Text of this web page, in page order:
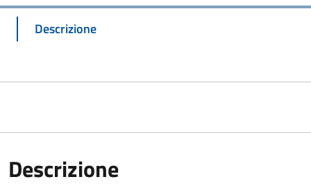
Descrizione
Descrizione